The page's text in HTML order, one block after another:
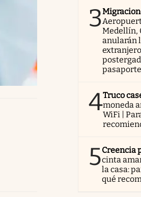
3Medellín,
anularán
pasaporte
4Truco
moneda
WiFi |
5Creencia
cinta
la casa:
qué